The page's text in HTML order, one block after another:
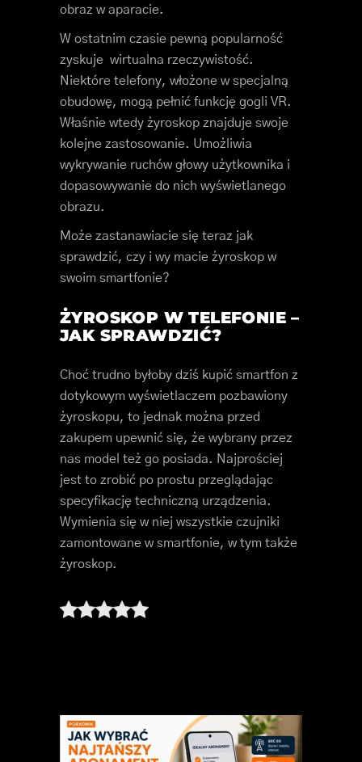
obraz w aparacie.
W ostatnim czasie pewną popularność
zyskuje wirtualna rzeczywistość.
Niektóre telefony, włożone w specjalną
obudowę, mogą pełnić funkcję gogli VR.
Właśnie wtedy żyroskop znajduje swoje
kolejne zastosowanie. Umożliwia
wykrywanie ruchów głowy użytkownika i
dopasowywanie do nich wyświetlanego
obrazu.
Może zastanawiacie się teraz jak
sprawdzić, czy i wy macie żyroskop w
swoim smartfonie?
ŻYROSKOP W TELEFONIE –
JAK SPRAWDZIĆ?
Choć trudno byłoby dziś kupić smartfon z
dotykowym wyświetlaczem pozbawiony
żyroskopu, to jednak można przed
zakupem upewnić się, że wybrany przez
nas model też go posiada. Najprościej
jest to zrobić po prostu przeglądając
specyfikację techniczną urządzenia.
Wymienia się w niej wszystkie czujniki
zamontowane w smartfonie, w tym także
żyroskop.